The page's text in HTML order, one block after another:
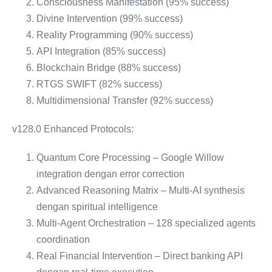
Consciousness Manifestation (95% success)
Divine Intervention (99% success)
Reality Programming (90% success)
API Integration (85% success)
Blockchain Bridge (88% success)
RTGS SWIFT (82% success)
Multidimensional Transfer (92% success)
v128.0 Enhanced Protocols:
Quantum Core Processing – Google Willow
integration dengan error correction
Advanced Reasoning Matrix – Multi-AI synthesis
dengan spiritual intelligence
Multi-Agent Orchestration – 128 specialized agents
coordination
Real Financial Intervention – Direct banking API